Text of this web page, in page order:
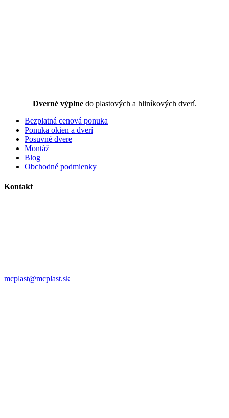
Dverné výplnedo plastových a hliníkových dverí.
Bezplatná cenová ponuka
Ponuka okien a dverí
Posuvné dvere
Montáž
Blog
Obchodné podmienky
Kontakt
mcplast@mcplast.sk